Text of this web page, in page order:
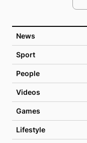
News
Sport
People
Videos
Games
Lifestyle